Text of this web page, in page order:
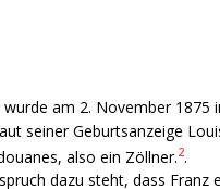
wurde am 2. November 1875
seiner Geburtsanzeige
also ein Zöllner.2.
dazu steht, dass Franz